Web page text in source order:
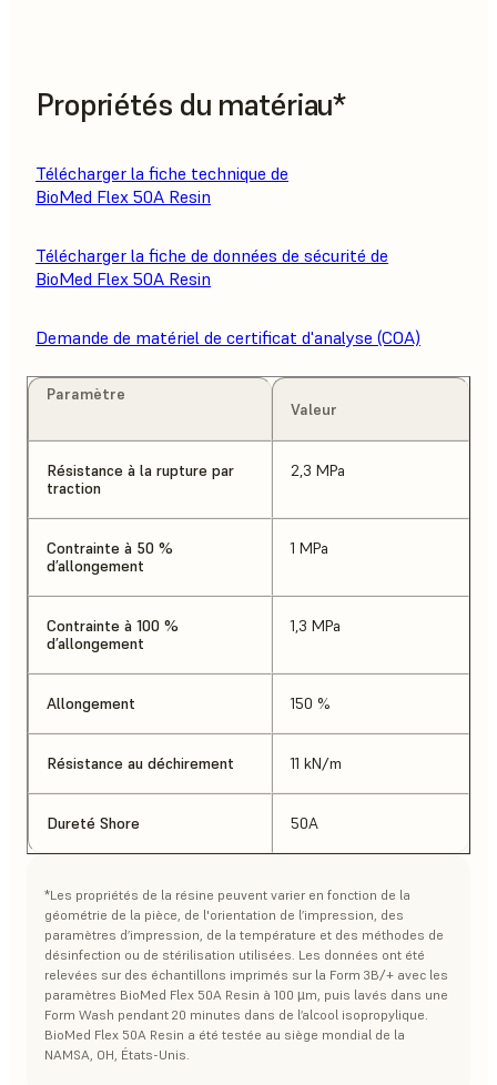
Propriétés du matériau*
Télécharger la fiche technique de
BioMed Flex 50A Resin
Télécharger la fiche de données de sécurité de
BioMed Flex 50A Resin
Demande de matériel de certificat d'analyse (COA)
Paramètre
Valeur
Résistance à la rupture par
traction
2,3 MPa
Contrainte à 50 %
d’allongement
1 MPa
Contrainte à 100 %
d’allongement
1,3 MPa
Allongement 150 %
Résistance au déchirement 11 kN/m
Dureté Shore 50A
*Les propriétés de la résine peuvent varier en fonction de la
géométrie de la pièce, de l'orientation de l’impression, des
paramètres d’impression, de la température et des méthodes de
désinfection ou de stérilisation utilisées. Les données ont été
relevées sur des échantillons imprimés sur la Form 3B/+ avec les
paramètres BioMed Flex 50A Resin à 100 µm, puis lavés dans une
Form Wash pendant 20 minutes dans de l’alcool isopropylique.
BioMed Flex 50A Resin a été testée au siège mondial de la
NAMSA, OH, États-Unis.